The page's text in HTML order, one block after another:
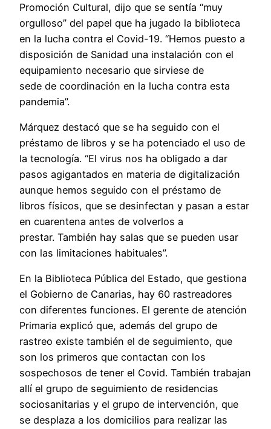
Promoción Cultural, dijo que se sentía “muy
orgulloso” del papel que ha jugado la biblioteca
en la lucha contra el Covid-19. “Hemos puesto a
disposición de Sanidad una instalación con el
equipamiento necesario que sirviese de
sede de coordinación en la lucha contra esta
pandemia”.
Márquez destacó que se ha seguido con el
préstamo de libros y se ha potenciado el uso de
la tecnología. “El virus nos ha obligado a dar
pasos agigantados en materia de digitalización
aunque hemos seguido con el préstamo de
libros físicos, que se desinfectan y pasan a estar
en cuarentena antes de volverlos a
prestar. También hay salas que se pueden usar
con las limitaciones habituales”.
En la Biblioteca Pública del Estado, que gestiona
el Gobierno de Canarias, hay 60 rastreadores
con diferentes funciones. El gerente de atención
Primaria explicó que, además del grupo de
rastreo existe también el de seguimiento, que
son los primeros que contactan con los
sospechosos de tener el Covid. También trabajan
allí el grupo de seguimiento de residencias
sociosanitarias y el grupo de intervención, que
se desplaza a los domicilios para realizar las